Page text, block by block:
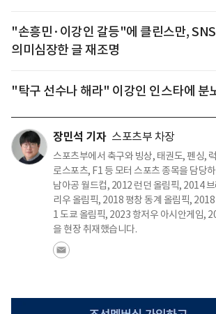
"손흥민·이강인 갈등"에 클린스만,
의미심장한 글 재조명
"탁구 선수나 해라" 이강인 인스타에 분
장민석 기자 스포츠부 차장
스포츠부에서 축구와 빙상, 태권도, 펜싱,
로스포츠, F1 등 모터 스포츠 종목을 담당
남아공 월드컵, 2012 런던 올림픽, 2014
리우 올림픽, 2018 평창 동계 올림픽,
1 도쿄 올림픽, 2023 항저우 아시안게임,
을 현장 취재했습니다.